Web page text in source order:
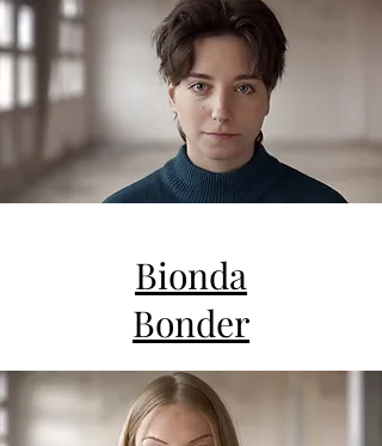
Bionda
Bonder